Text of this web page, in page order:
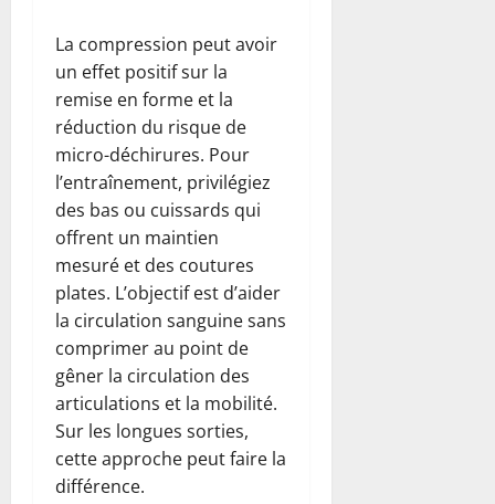
La compression peut avoir
un effet positif sur la
remise en forme et la
réduction du risque de
micro-déchirures. Pour
l’entraînement, privilégiez
des bas ou cuissards qui
offrent un maintien
mesuré et des coutures
plates. L’objectif est d’aider
la circulation sanguine sans
comprimer au point de
gêner la circulation des
articulations et la mobilité.
Sur les longues sorties,
cette approche peut faire la
différence.